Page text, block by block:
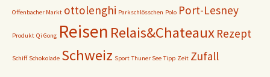
Offenbacher Markt ottolenghi Parkschlösschen Polo Port-Lesney
Produkt Qi Gong Reisen Relais&Chateaux Rezept
Schiff Schokolade Schweiz Sport Thuner See Tipp Zeit Zufall